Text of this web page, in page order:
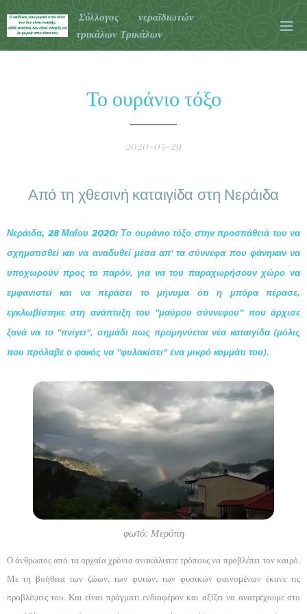
Σύλλογος νεραϊδιωτών
τρικάλων Τρικάλων
Το ουράνιο τόξο
2020-05-29
Από τη χθεσινή καταιγίδα στη Νεράιδα
Νεράιδα, 28 Μαΐου 2020:Το ουράνιο τόξο στην προσπάθειά του να
σχηματισθεί και να αναδυθεί μέσα απ' τα σύννεφα που φάνηκαν να
υποχωρούν προς το παρόν, για να του παραχωρήσουν χώρο να
εμφανιστεί και να περάσει το μήνυμα ότι η μπόρα πέρασε,
εγκλωβίστηκε στη ανάπτυξη του "μαύρου σύννεφου" που άρχισε
ξανά να το "πνίγει", σημάδι πως προμηνύεται νέα καταιγίδα (μόλις
που πρόλαβε ο φακός να "φυλακίσει" ένα μικρό κομμάτι του).
φωτό: Μερόπη
Ο άνθρωπος από τα αρχαία χρόνια ανακάλυπτε τρόπους να προβλέπει τον καιρό.
Με τη βοήθεια των ζώων, των φυτών, των φυσικών φαινομένων έκανε τις
προβλέψεις του. Και είναι πράγματι ενδιαφέρον και αξίζει να ανατρέχουμε στο